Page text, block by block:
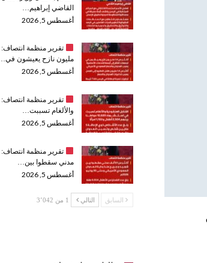
القاضي إبراهيم…
أغسطس 5, 2026
تقرير منظمة انتصاف:
مليون نازح يعيشون
أغسطس 5, 2026
تقرير منظمة انتصاف:
والألغام تسببت…
أغسطس 5, 2026
تقرير منظمة انتصاف:
مدني سقطوا بين…
أغسطس 5, 2026
السابق التالي 1 من 3٬042